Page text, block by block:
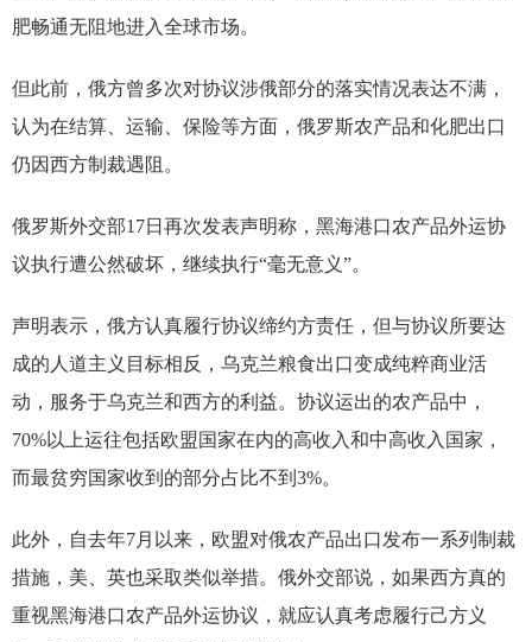
肥畅通无阻地进入全球市场。
但此前，俄方曾多次对协议涉俄部分的落实情况表达不满，
认为在结算、运输、保险等方面，俄罗斯农产品和化肥出口
仍因西方制裁遇阻。
俄罗斯外交部17日再次发表声明称，黑海港口农产品外运协
议执行遭公然破坏，继续执行“毫无意义”。
声明表示，俄方认真履行协议缔约方责任，但与协议所要达
成的人道主义目标相反，乌克兰粮食出口变成纯粹商业活
动，服务于乌克兰和西方的利益。协议运出的农产品中，
70%以上运往包括欧盟国家在内的高收入和中高收入国家，
而最贫穷国家收到的部分占比不到3%。
此外，自去年7月以来，欧盟对俄农产品出口发布一系列制裁
措施，美、英也采取类似举措。俄外交部说，如果西方真的
重视黑海港口农产品外运协议，就应认真考虑履行己方义